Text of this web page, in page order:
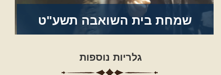
שמחת בית השואבה תשע"ט
גלריות נוספות